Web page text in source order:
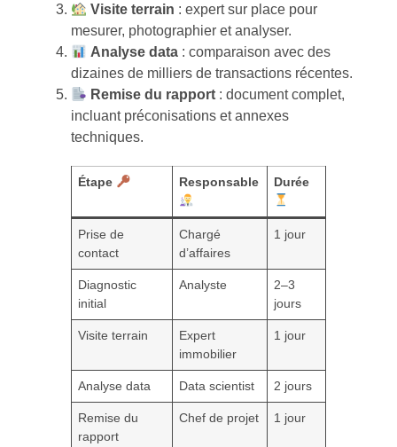
Visite terrain : expert sur place pour
mesurer, photographier et analyser.
Analyse data : comparaison avec des
dizaines de milliers de transactions récentes.
Remise du rapport : document complet,
incluant préconisations et annexes
techniques.
Étape Responsable Durée
Prise de
contact
Chargé
d’affaires
1 jour
Diagnostic
initial
Analyste
2–3
jours
Visite terrain
Expert
immobilier
1 jour
Analyse data Data scientist 2 jours
Remise du
rapport
Chef de projet 1 jour